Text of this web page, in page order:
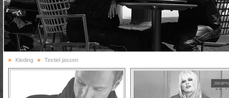
» Kleding » Textiel jassen